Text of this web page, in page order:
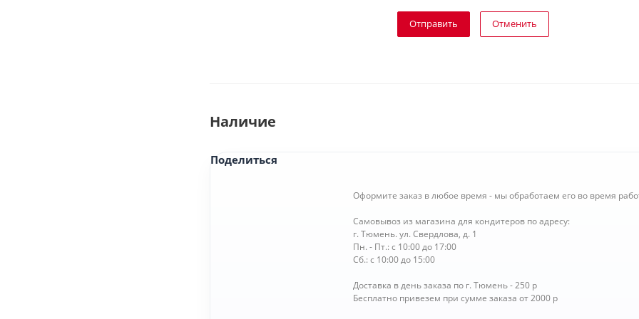
Отправить Отменить
Наличие
Поделиться
Оформите заказ в любое время - мы обработаем его во время
Самовывоз из магазина для кондитеров по адресу:
г. Тюмень. ул. Свердлова, д. 1
Пн. - Пт.: с 10:00 до 17:00
Сб.: с 10:00 до 15:00
Доставка в день заказа по г. Тюмень - 250 р
Бесплатно привезем при сумме заказа от 2000 р